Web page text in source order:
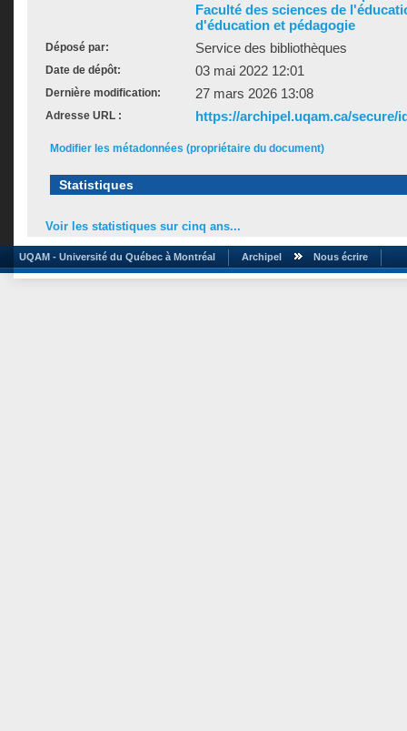
Faculté des sciences de
d'éducation et pédagogie
Déposé par: Service des bibliothèques
Date de dépôt: 03 mai 2022 12:01
Dernière modification: 27 mars 2026 13:08
Adresse URL : https://archipel.uqam.ca/secure/
Modifier les métadonnées (propriétaire du document)
Statistiques
Voir les statistiques sur cinq ans...
UQAM - Université du Québec à Montréal Archipel Nous écrire